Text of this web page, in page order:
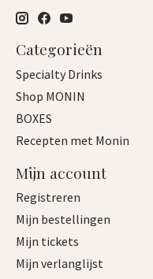
Categorieën
Specialty Drinks
Shop MONIN
BOXES
Recepten met Monin
Mijn account
Registreren
Mijn bestellingen
Mijn tickets
Mijn verlanglijst